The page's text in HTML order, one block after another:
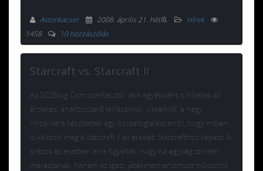
Astonkacser 2008. április 21. hétfő.
Hírek
1458
10 hozzászólás
Starcraft vs. Starcraft II
Az SC2Blog.Com szerkesztői, akik egyébként is híresek az
érdekes, analízisszerű leírásaikról, cikkeikről, a nagy
hírzárlatra készítettek egy összefoglalást arról, hogy miben
is változik meg a Starcraft II az eredeti Starcrafthoz képest. A
srácok ez esetben arra figyeltek, hogy ne egység szinten
maradjanak, hanem az igazi, játékmechanizmust módosító